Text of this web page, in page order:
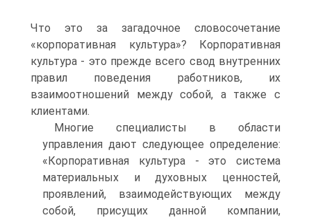
Что это за загадочное словосочетание
«корпоративная культура»? Корпоративная
культура - это прежде всего свод внутренних
правил поведения работников, их
взаимоотношений между собой, а также с
клиентами.
Многие специалисты в области
управления дают следующее определение:
«Корпоративная культура - это система
материальных и духовных ценностей,
проявлений, взаимодействующих между
собой, присущих данной компании,